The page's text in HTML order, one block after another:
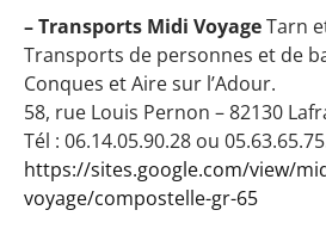
– Transports Midi VoyageTarn
Transports de personnes et de
Conques et Aire sur l’Adour.
58, rue Louis Pernon – 82130
Tél : 06.14.05.90.28 ou
https://sites.google.com/view/
voyage/compostelle-gr-65